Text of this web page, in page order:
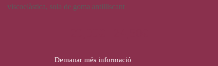
viscoelàstica, sola de goma antilliscant
Demanar més informació